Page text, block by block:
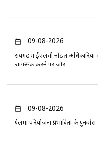
09-08-2026
रायगढ़ में ईएलसी नोडल अधिकारियों
जागरूक करने पर जोर
09-08-2026
पेलमा परियोजना प्रभावितों के